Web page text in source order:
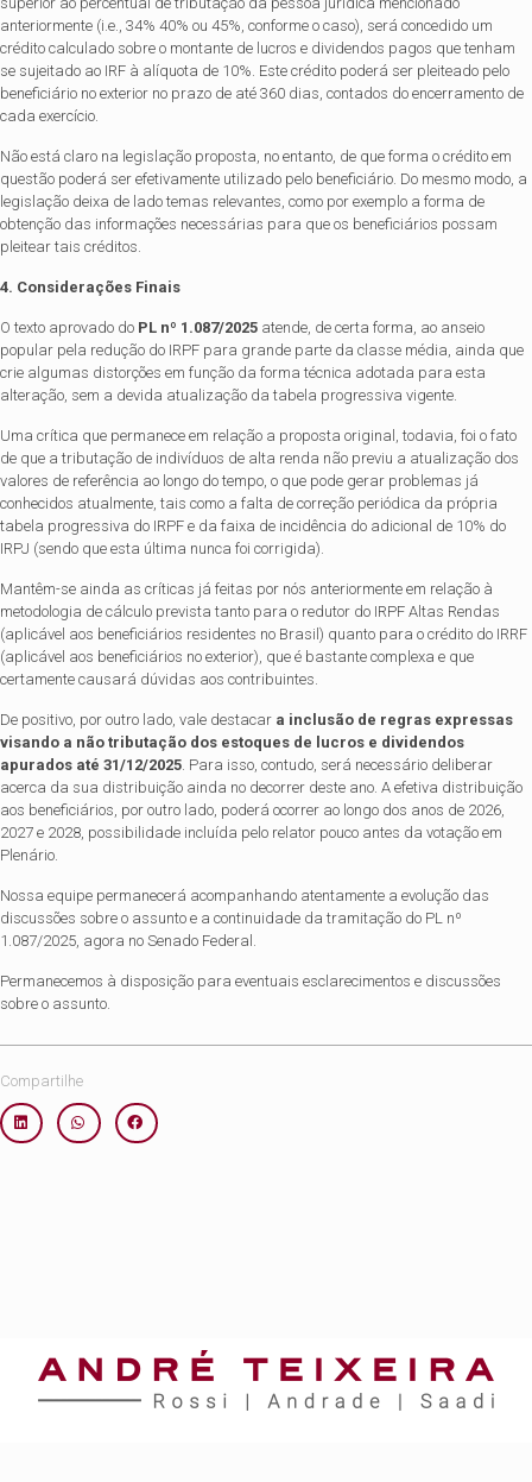
anteriormente (i.e., 34% 40% ou 45%, conforme o caso), será concedido um
crédito calculado sobre o montante de lucros e dividendos pagos que tenham
se sujeitado ao IRF à alíquota de 10%. Este crédito poderá ser pleiteado pelo
beneficiário no exterior no prazo de até 360 dias, contados do encerramento de
cada exercício.
Não está claro na legislação proposta, no entanto, de que forma o crédito em
questão poderá ser efetivamente utilizado pelo beneficiário. Do mesmo modo, a
legislação deixa de lado temas relevantes, como por exemplo a forma de
obtenção das informações necessárias para que os beneficiários possam
pleitear tais créditos.
4. Considerações Finais
O texto aprovado do PL nº 1.087/2025 atende, de certa forma, ao anseio
popular pela redução do IRPF para grande parte da classe média, ainda que
crie algumas distorções em função da forma técnica adotada para esta
alteração, sem a devida atualização da tabela progressiva vigente.
Uma crítica que permanece em relação a proposta original, todavia, foi o fato
de que a tributação de indivíduos de alta renda não previu a atualização dos
valores de referência ao longo do tempo, o que pode gerar problemas já
conhecidos atualmente, tais como a falta de correção periódica da própria
tabela progressiva do IRPF e da faixa de incidência do adicional de 10% do
IRPJ (sendo que esta última nunca foi corrigida).
Mantêm-se ainda as críticas já feitas por nós anteriormente em relação à
metodologia de cálculo prevista tanto para o redutor do IRPF Altas Rendas
(aplicável aos beneficiários residentes no Brasil) quanto para o crédito do IRRF
(aplicável aos beneficiários no exterior), que é bastante complexa e que
certamente causará dúvidas aos contribuintes.
De positivo, por outro lado, vale destacar a inclusão de regras expressas
visando a não tributação dos estoques de lucros e dividendos
apurados até 31/12/2025. Para isso, contudo, será necessário deliberar
acerca da sua distribuição ainda no decorrer deste ano. A efetiva distribuição
aos beneficiários, por outro lado, poderá ocorrer ao longo dos anos de 2026,
2027 e 2028, possibilidade incluída pelo relator pouco antes da votação em
Plenário.
Nossa equipe permanecerá acompanhando atentamente a evolução das
discussões sobre o assunto e a continuidade da tramitação do PL nº
1.087/2025, agora no Senado Federal.
Permanecemos à disposição para eventuais esclarecimentos e discussões
sobre o assunto.
Compartilhe